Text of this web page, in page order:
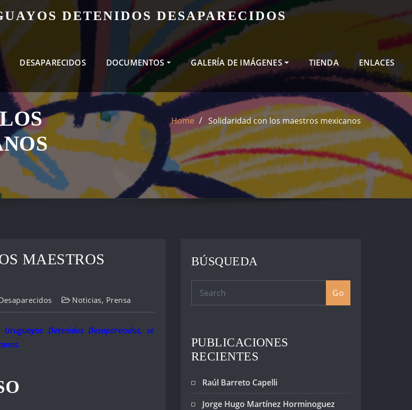
DETENIDOS DESAPARECIDOS
DESAPARECIDOS DOCUMENTOS GALERÍA DE IMÁGENES TIENDA ENLACES
Home Solidaridad con los maestros mexicanos
MAESTROS
Noticias, Prensa
Detenidos Desaparecidos, se
BÚSQUEDA
Go
PUBLICACIONES
RECIENTES
Raúl Barreto Capelli
Jorge Hugo Martínez Horminoguez